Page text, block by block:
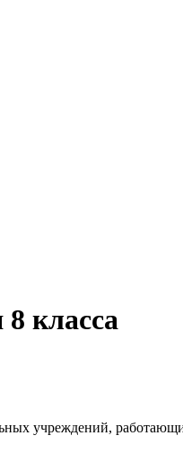
класса
учреждений,